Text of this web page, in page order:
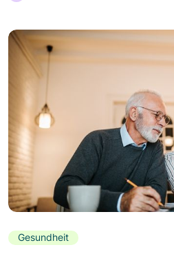
Gesundheit